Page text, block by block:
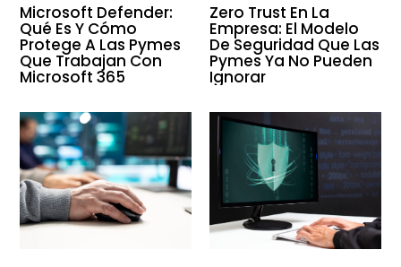
Microsoft Defender:
Qué Es Y Cómo
Protege A Las Pymes
Que Trabajan Con
Microsoft 365
Zero Trust En La
Empresa: El Modelo
De Seguridad Que Las
Pymes Ya No Pueden
Ignorar